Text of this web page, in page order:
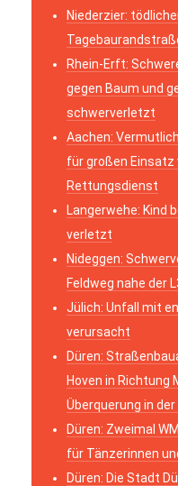
Niederzier:
Rhein-Erft:
gegen Baum und
schwerverletzt
Aachen:
für großen Einsatz
Rettungsdienst
Langerwehe: Kind
verletzt
Nideggen:
Feldweg nahe der
Jülich: Unfall mit
verursacht
Düren:
Hoven in Richtung
Überquerung in
Düren: Zweimal
für Tänzerinnen
Düren: Die Stadt